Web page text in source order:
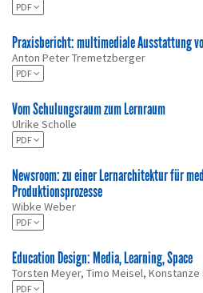
PDF
Praxisbericht: multimediale Ausstattung
Anton Peter Tremetzberger
PDF
Vom Schulungsraum zum Lernraum
Ulrike Scholle
PDF
Newsroom: zu einer Lernarchitektur für
Produktionsprozesse
Wibke Weber
PDF
Education Design: Media, Learning, Space
Torsten Meyer, Timo Meisel, Konstanze
PDF